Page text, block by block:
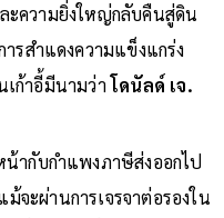
ความยิ่งใหญ่กลับคืนสู่ดิน
รสำแดงความแข็งแกร่ง
เก้าอี้มีนามว่าโดนัลด์ เจ.
น้ากับกำแพงภาษีส่งออกไป
จะผ่านการเจรจาต่อรองใน